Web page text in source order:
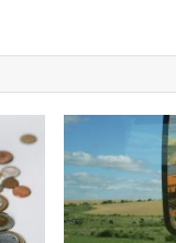
Las
Melina
Y